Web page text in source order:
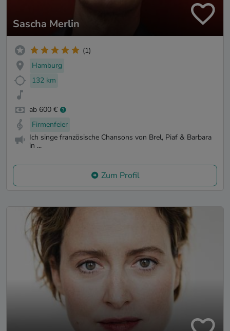
Sascha Merlin
(1)
Hamburg
132 km
ab 600 €
Firmenfeier
Ich singe französische Chansons von Brel, Piaf & Barbara
in ...
Zum Profil